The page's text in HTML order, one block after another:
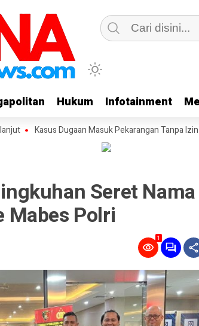
Hukum Infotainment
Hukum Infotainment
Kasus Dugaan Masuk Pekarangan Tanpa Izin yang
Seret Nama
Mabes Polri
1